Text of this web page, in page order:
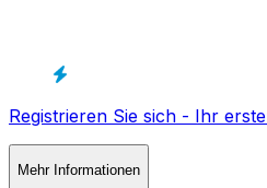
Registrieren Sie sich - Ihr
Mehr Informationen